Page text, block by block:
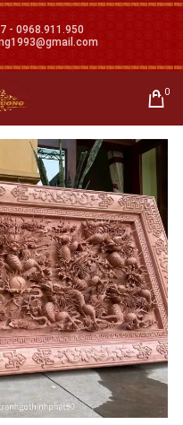
- 0968.911.950
0